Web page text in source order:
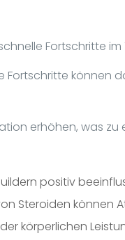
Fortschritte
können
erhöhen, was
positiv
Steroiden
körperlichen